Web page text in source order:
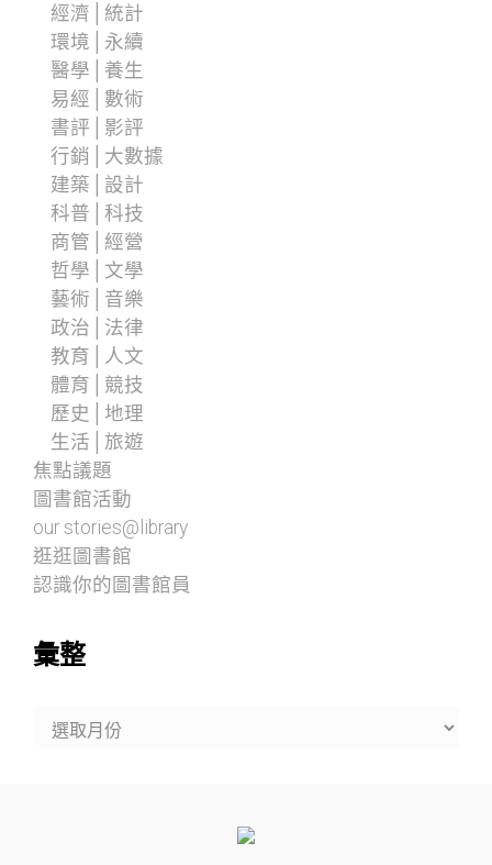
經濟│統計
環境│永續
醫學│養生
易經│數術
書評│影評
行銷│大數據
建築│設計
科普│科技
商管│經營
哲學│文學
藝術│音樂
政治│法律
教育│人文
體育│競技
歷史│地理
生活│旅遊
焦點議題
圖書館活動
our stories@library
逛逛圖書館
認識你的圖書館員
彙整